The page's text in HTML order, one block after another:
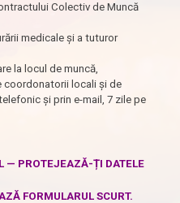
Colectiv de Muncă
medicale și a tuturor
la locul de muncă,
coordonatorii locali și de
și prin e-mail, 7 zile pe
— PROTEJEAZĂ-ȚI DATELE
FORMULARUL SCURT.